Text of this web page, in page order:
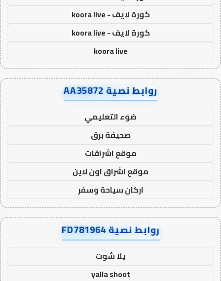
كورة لايف - koora live
كورة لايف - koora live
koora live
روابط نصية AA35872
ضوء التعليمي
صحيفة برق
موقع اشراقات
موقع اشراق اون لاين
اركان سياحة وسفر
روابط نصية FD781964
يلا شوت
yalla shoot